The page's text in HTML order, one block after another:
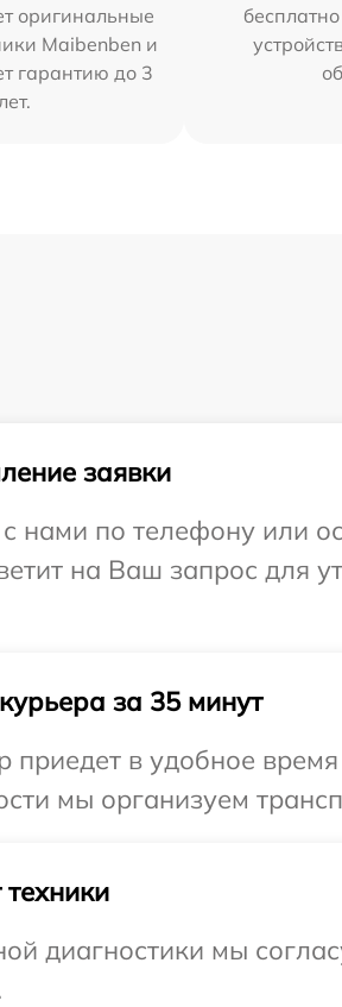
оригинальные
Maibenben и
гарантию до 3
заявки
нами по телефону или
на Ваш запрос для
за 35 минут
приедет в удобное
мы организуем
диагностики мы